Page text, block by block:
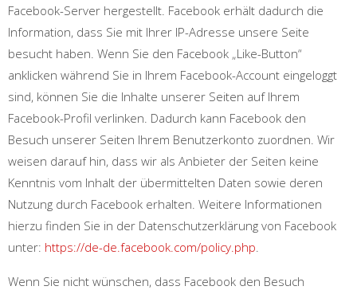
Facebook-Server hergestellt. Facebook erhält dadurch die
Information, dass Sie mit Ihrer IP-Adresse unsere Seite
besucht haben. Wenn Sie den Facebook „Like-Button“
anklicken während Sie in Ihrem Facebook-Account eingeloggt
sind, können Sie die Inhalte unserer Seiten auf Ihrem
Facebook-Profil verlinken. Dadurch kann Facebook den
Besuch unserer Seiten Ihrem Benutzerkonto zuordnen. Wir
weisen darauf hin, dass wir als Anbieter der Seiten keine
Kenntnis vom Inhalt der übermittelten Daten sowie deren
Nutzung durch Facebook erhalten. Weitere Informationen
hierzu finden Sie in der Datenschutzerklärung von Facebook
unter: https://de-de.facebook.com/policy.php.
Wenn Sie nicht wünschen, dass Facebook den Besuch